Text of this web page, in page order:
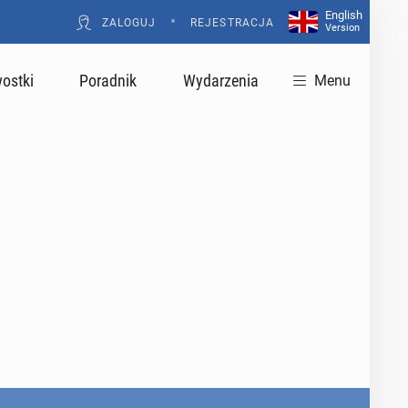
ZALOGUJ • REJESTRACJA
English
Version
Poradnik Wydarzenia Menu